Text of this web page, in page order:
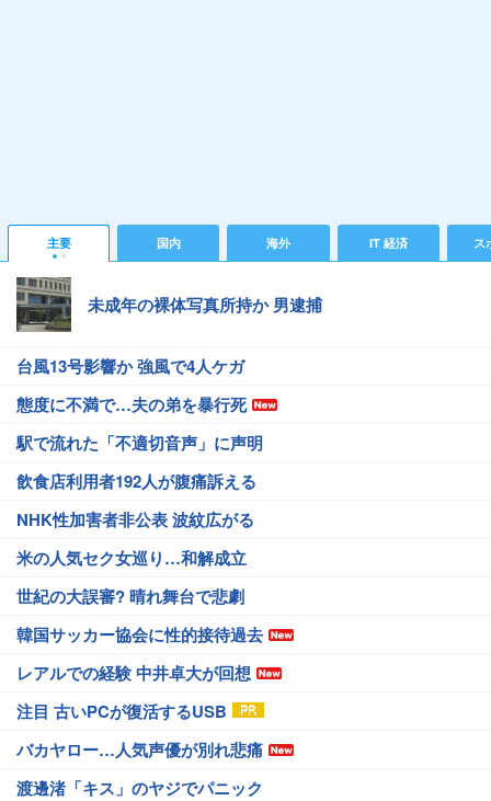
主要 国内 海外 IT 経済 ス
未成年の裸体写真所持か 男逮捕
台風13号影響か 強風で4人ケガ
態度に不満で…夫の弟を暴行死
駅で流れた「不適切音声」に声明
飲食店利用者192人が腹痛訴える
NHK性加害者非公表 波紋広がる
米の人気セク女巡り…和解成立
世紀の大誤審? 晴れ舞台で悲劇
韓国サッカー協会に性的接待過去
レアルでの経験 中井卓大が回想
注目 古いPCが復活するUSB
バカヤロー…人気声優が別れ悲痛
渡邊渚「キス」のヤジでパニック